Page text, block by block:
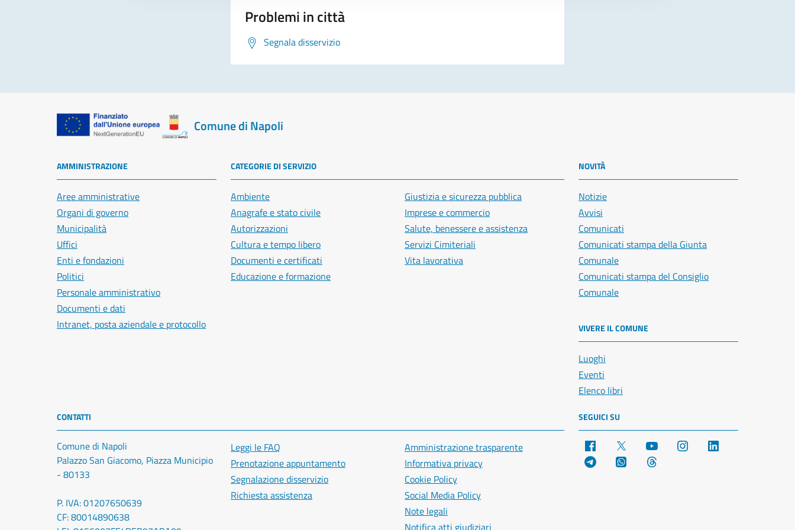
Problemi in città
Segnala disservizio
Comune di Napoli
AMMINISTRAZIONE
Aree amministrative
Organi di governo
Municipalità
Uffici
Enti e fondazioni
Politici
Personale amministrativo
Documenti e dati
Intranet, posta aziendale e protocollo
CATEGORIE DI SERVIZIO
Ambiente
Anagrafe e stato civile
Autorizzazioni
Cultura e tempo libero
Documenti e certificati
Educazione e formazione
Giustizia e sicurezza pubblica
Imprese e commercio
Salute, benessere e assistenza
Servizi Cimiteriali
Vita lavorativa
NOVITÀ
Notizie
Avvisi
Comunicati
Comunicati stampa della Giunta
Comunale
Comunicati stampa del Consiglio
Comunale
VIVERE IL COMUNE
Luoghi
Eventi
Elenco libri
CONTATTI
Comune di Napoli
Palazzo San Giacomo, Piazza Municipio
- 80133
P. IVA: 01207650639
CF: 80014890638
Leggi le FAQ
Prenotazione appuntamento
Segnalazione disservizio
Richiesta assistenza
Amministrazione trasparente
Informativa privacy
Cookie Policy
Social Media Policy
Note legali
SEGUICI SU
Facebook YouTube Instagram
Telegram WhatsApp